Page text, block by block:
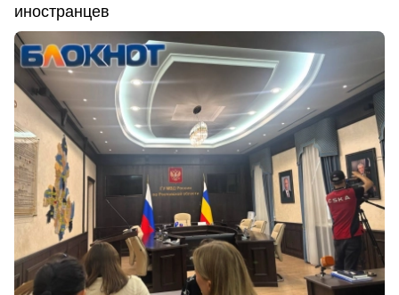
иностранцев